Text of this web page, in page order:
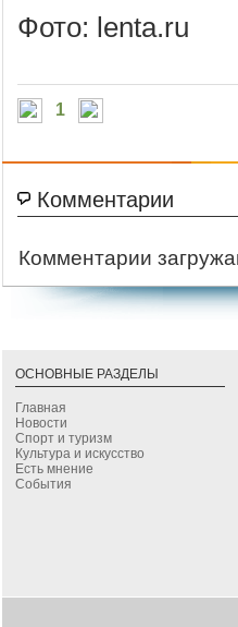
Фото: lenta.ru
1
Комментарии
Комментарии
ОСНОВНЫЕ РАЗДЕЛЫ
Главная
Новости
Спорт и туризм
Культура и искусство
Есть мнение
События